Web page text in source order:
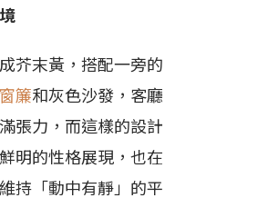
芥末黃，搭配一旁的
簾和灰色沙發，客廳
張力，而這樣的設計
明的性格展現，也在
持「動中有靜」的平